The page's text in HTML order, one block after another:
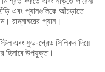
এবং প্যানগুলিকে আঁচড়াতে
রান্নাঘরের প্যান।
এবং ফুড-গ্রেড সিলিকন দিয়ে
হিসাবে উপযুক্ত।